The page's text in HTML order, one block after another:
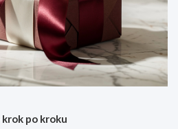
krok po kroku